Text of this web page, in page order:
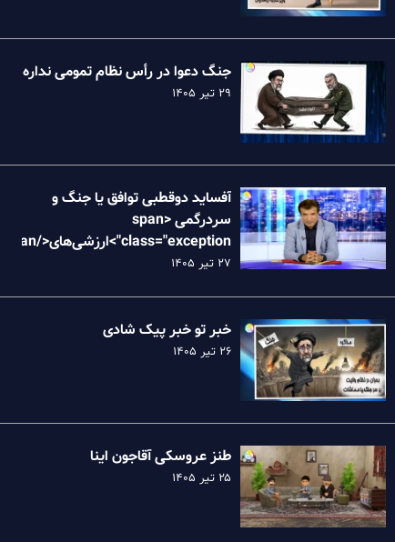
جنگ دعوا در رأس نظام تمومی نداره
۲۹ تیر ۱۴۰۵
آفساید دوقطبی توافق یا جنگ و
سردرگمی <span
نظام
۲۷ تیر ۱۴۰۵
خبر تو خبر پیک شادی
۲۶ تیر ۱۴۰۵
طنز عروسکی آقاجون اینا
۲۵ تیر ۱۴۰۵